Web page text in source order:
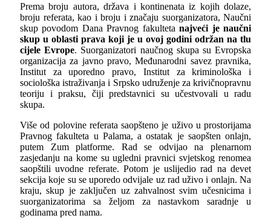
Prema broju autora, država i kontinenata iz kojih dolaze,
broju referata, kao i broju i značaju suorganizatora, Naučni
skup povodom Dana Pravnog fakultetanajveći je naučni
skup u oblasti prava koji je u ovoj godini održan na tlu
cijele Evrope. Suorganizatori naučnog skupa su Evropska
organizacija za javno pravo, Međunarodni savez pravnika,
Institut za uporedno pravo, Institut za kriminološka i
sociološka istraživanja i Srpsko udruženje za krivičnopravnu
teoriju i praksu, čiji predstavnici su učestvovali u radu
skupa.
Više od polovine referata saopšteno je uživo u prostorijama
Pravnog fakulteta u Palama, a ostatak je saopšten onlajn,
putem Zum platforme. Rad se odvijao na plenarnom
zasjedanju na kome su ugledni pravnici svjetskog renomea
saopštili uvodne referate. Potom je uslijedio rad na devet
sekcija koje su se uporedo odvijale uz rad uživo i onlajn. Na
kraju, skup je zaključen uz zahvalnost svim učesnicima i
suorganizatorima sa željom za nastavkom saradnje u
godinama pred nama.